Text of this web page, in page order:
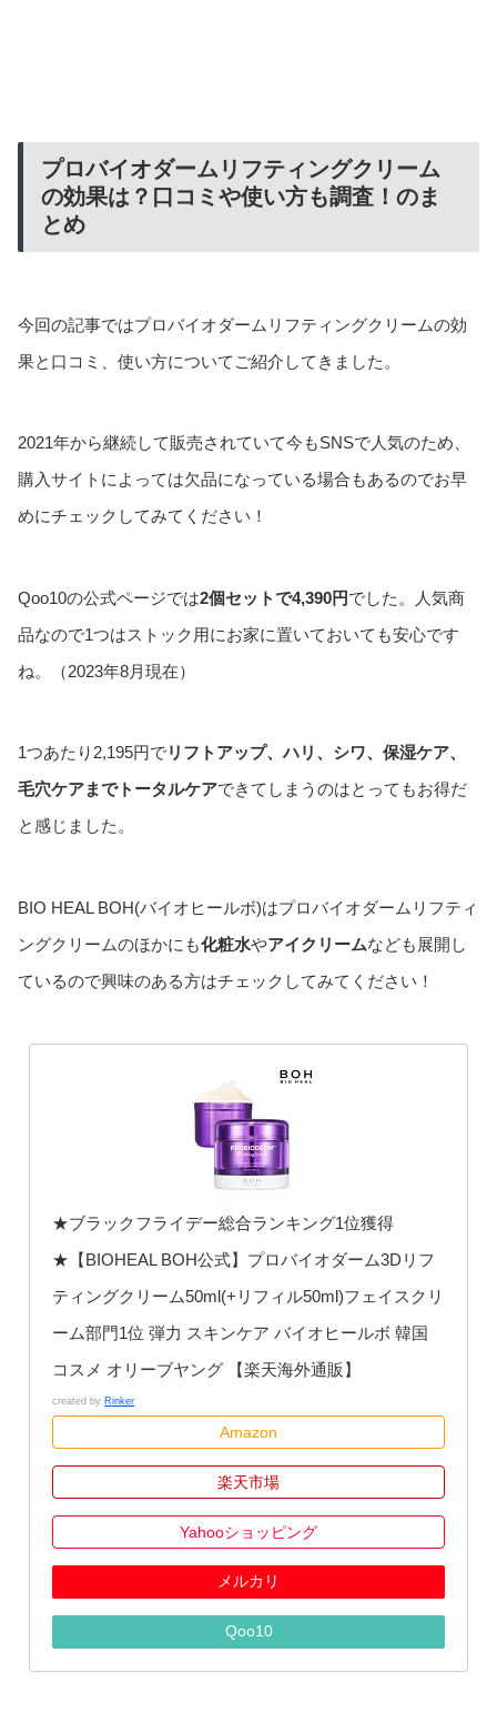
プロバイオダームリフティングクリーム
の効果は？口コミや使い方も調査！のま
とめ
今回の記事ではプロバイオダームリフティングクリームの効
果と口コミ、使い方についてご紹介してきました。
2021年から継続して販売されていて今もSNSで人気のため、
購入サイトによっては欠品になっている場合もあるのでお早
めにチェックしてみてください！
Qoo10の公式ページでは2個セットで4,390円でした。人気商
品なので1つはストック用にお家に置いておいても安心です
ね。（2023年8月現在）
1つあたり2,195円でリフトアップ、ハリ、シワ、保湿ケア、
毛穴ケアまでトータルケアできてしまうのはとってもお得だ
と感じました。
BIO HEAL BOH(バイオヒールボ)はプロバイオダームリフティ
ングクリームのほかにも化粧水やアイクリームなども展開し
ているので興味のある方はチェックしてみてください！
★ブラックフライデー総合ランキング1位獲得
★【BIOHEAL BOH公式】プロバイオダーム3Dリフ
ティングクリーム50ml(+リフィル50ml)フェイスクリ
ーム部門1位 弾力 スキンケア バイオヒールボ 韓国
コスメ オリーブヤング 【楽天海外通販】
created by Rinker
Amazon
楽天市場
Yahooショッピング
メルカリ
Qoo10